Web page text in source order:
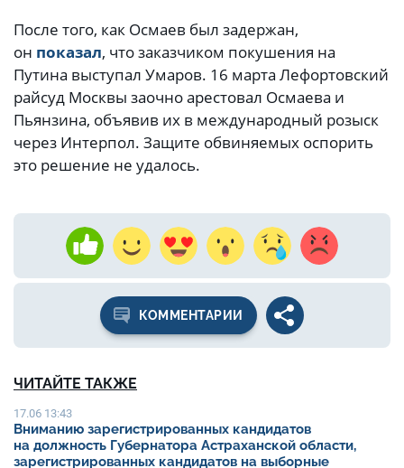
После того, как Осмаев был задержан,
он показал, что заказчиком покушения на
Путина выступал Умаров. 16 марта Лефортовский
райсуд Москвы заочно арестовал Осмаева и
Пьянзина, объявив их в международный розыск
через Интерпол. Защите обвиняемых оспорить
это решение не удалось.
КОММЕНТАРИИ
ЧИТАЙТЕ ТАКЖЕ
17.06 13:43
Вниманию зарегистрированных кандидатов
на должность Губернатора Астраханской области,
зарегистрированных кандидатов на выборные